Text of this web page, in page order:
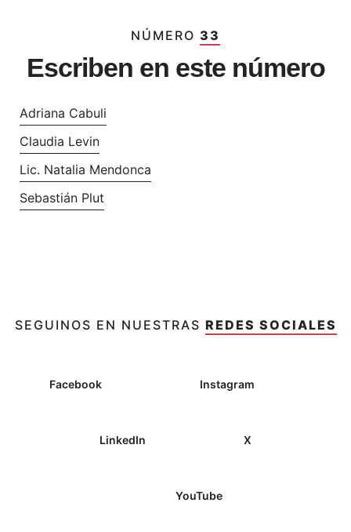
NÚMERO 33
Escriben en este número
Adriana Cabuli
Claudia Levin
Lic. Natalia Mendonca
Sebastián Plut
SEGUINOS EN NUESTRAS REDES SOCIALES
Facebook Instagram
LinkedIn X
YouTube